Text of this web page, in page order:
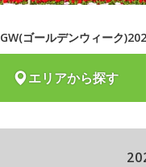
GW(ゴールデンウィーク
エリアから探す